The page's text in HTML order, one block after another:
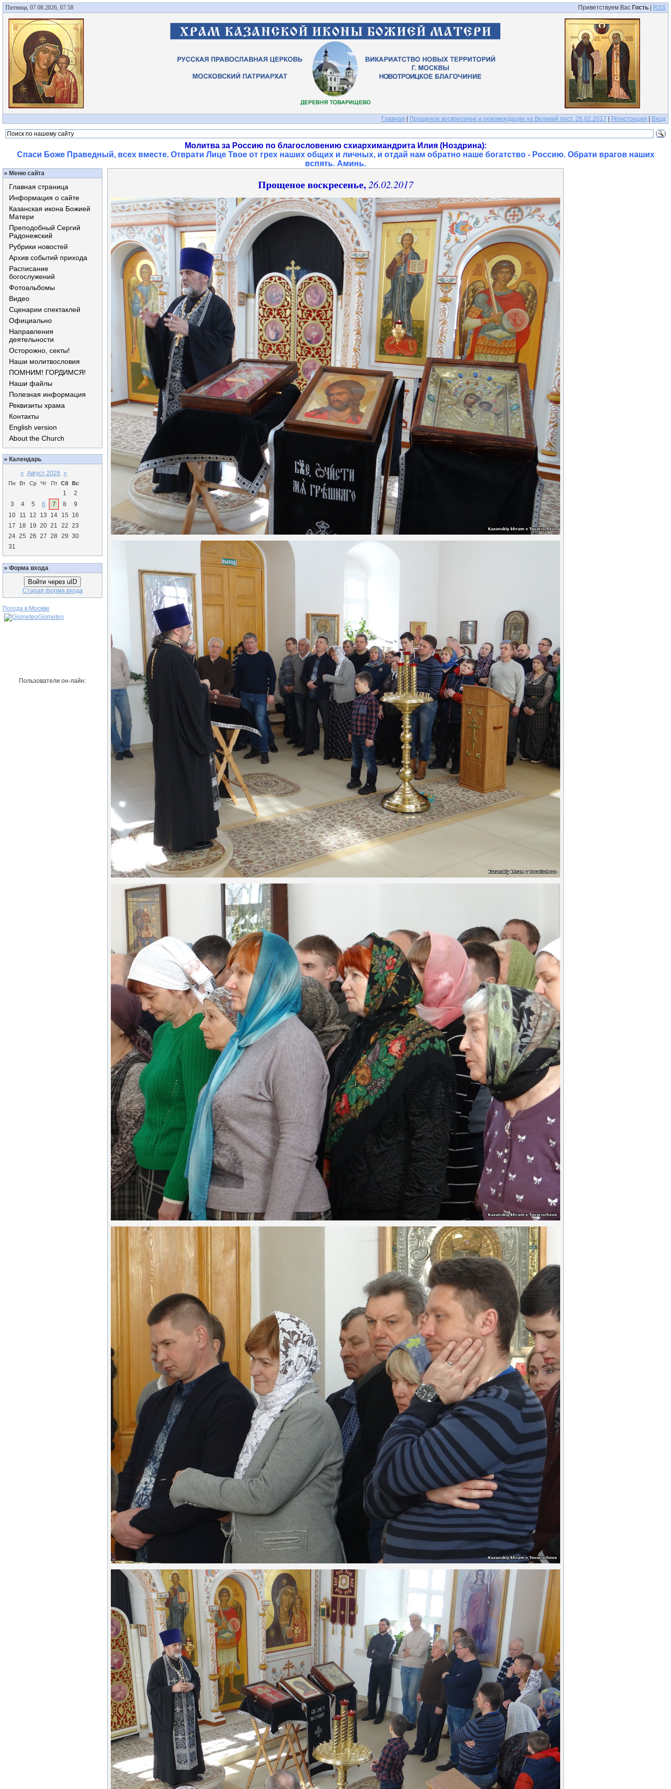
Пятница, 07.08.2026, 07:58 Приветствуем Вас Гость RSS
Главная Прощеное воскресенье и рекомендации на Великий пост, 26.02.2017 Регистрация Вход
Молитва за Россию по благословению схиархимандрита Илия (Ноздрина):
Спаси Боже Праведный, всех вместе. Отврати Лице Твое от грех наших общих и личных, и отдай нам обратно наше богатство - Россию. Обрати врагов наших
вспять. Аминь.
» Меню сайта
Главная страница
Информация о сайте
Казанская икона Божией
Матери
Преподобный Сергий
Радонежский
Рубрики новостей
Архив событий прихода
Расписание
богослужений
Фотоальбомы
Видео
Сценарии спектаклей
Официально
Направления
деятельности
Осторожно, секты!
Наши молитвословия
ПОМНИМ! ГОРДИМСЯ!
Наши файлы
Полезная информация
Реквизиты храма
Контакты
English version
About the Church
» Календарь
« Август 2026 »
Пн Вт Ср Чт Пт Сб Вс
1
2
3
4 5 6 7 8
9
10
11 12 13 14 15
16
17
18 19 20 21 22 23
24 25 26 27 28 29 30
31
» Форма входа
Войти через uID
Старая форма входа
Погода в Москве
Gismeteo
Пользователи он-лайн:
Прощеное воскресенье, 26.02.2017